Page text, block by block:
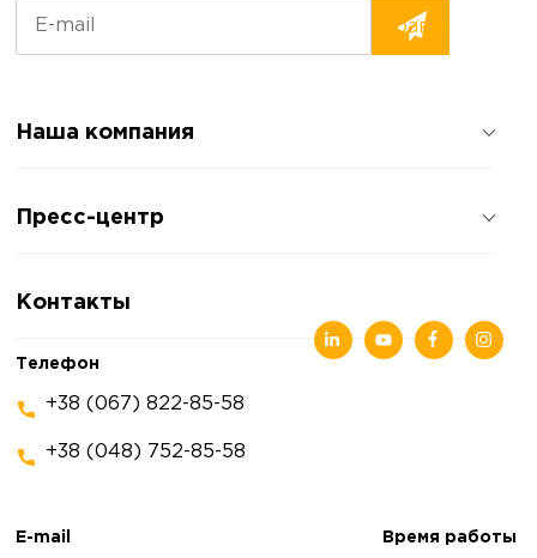
Наша компания
Отзывы о компании
Пресс-центр
Статьи
Контакты
Телефон
+38 (067) 822-85-58
+38 (048) 752-85-58
E-mail Время работы